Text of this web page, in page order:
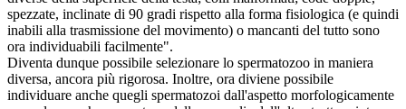
spezzate, inclinate di 90 gradi rispetto alla forma fisiologica (e quindi
inabili alla trasmissione del movimento) o mancanti del tutto sono
ora individuabili facilmente".
Diventa dunque possibile selezionare lo spermatozoo in maniera
diversa, ancora più rigorosa. Inoltre, ora diviene possibile
individuare anche quegli spermatozoi dall'aspetto morfologicamente